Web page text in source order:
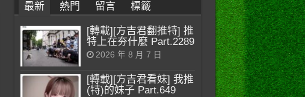
最新 熱門 留言 標籤
[轉載][方吉君翻推特] 推
特上在夯什麼 Part.2289
2026 年 8 月 7 日
[轉載][方吉君看妹] 我推
(特)的妹子 Part.649